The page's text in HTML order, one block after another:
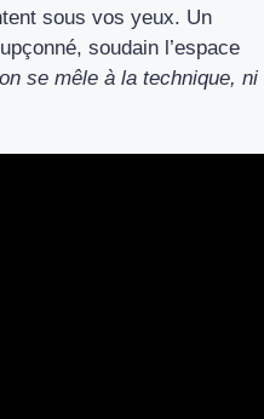
sous vos yeux. Un
soudain l’espace
se mêle à la technique, ni